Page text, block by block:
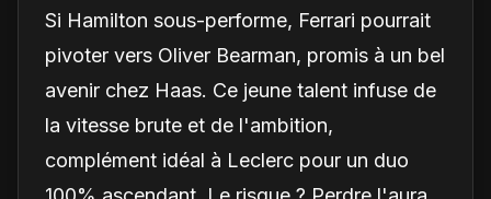
Si Hamilton sous-performe, Ferrari pourrait
pivoter vers Oliver Bearman, promis à un bel
avenir chez Haas. Ce jeune talent infuse de
la vitesse brute et de l'ambition,
complément idéal à Leclerc pour un duo